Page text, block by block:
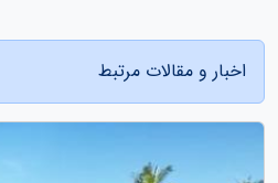
اخبار و مقالات مرتبط